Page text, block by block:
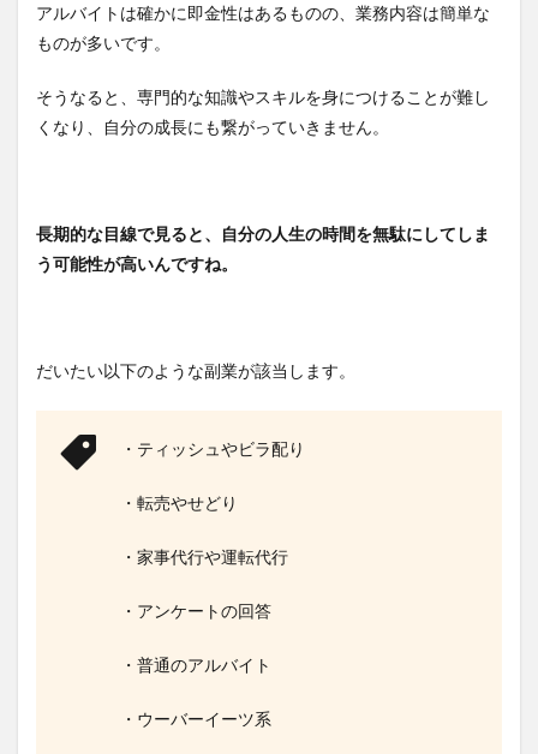
アルバイトは確かに即金性はあるものの、業務内容は簡単な
ものが多いです。
そうなると、専門的な知識やスキルを身につけることが難し
くなり、自分の成長にも繋がっていきません。
長期的な目線で見ると、自分の人生の時間を無駄にしてしま
う可能性が高いんですね。
だいたい以下のような副業が該当します。
・ティッシュやビラ配り
・転売やせどり
・家事代行や運転代行
・アンケートの回答
・普通のアルバイト
・ウーバーイーツ系